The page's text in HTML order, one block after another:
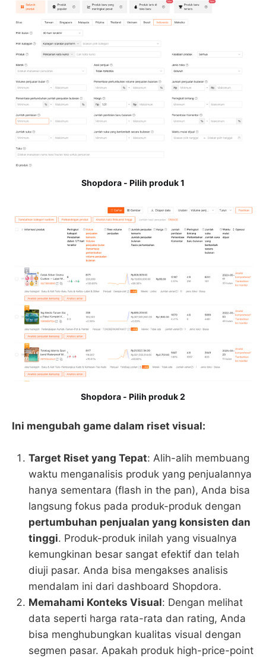
Shopdora - Pilih produk 1
Shopdora - Pilih produk 2
Ini mengubah game dalam riset visual:
Target Riset yang Tepat: Alih-alih membuang
waktu menganalisis produk yang penjualannya
hanya sementara (flash in the pan), Anda bisa
langsung fokus pada produk-produk dengan
pertumbuhan penjualan yang konsisten dan
tinggi. Produk-produk inilah yang visualnya
kemungkinan besar sangat efektif dan telah
diuji pasar. Anda bisa mengakses analisis
mendalam ini dari dashboard Shopdora.
Memahami Konteks Visual: Dengan melihat
data seperti harga rata-rata dan rating, Anda
bisa menghubungkan kualitas visual dengan
segmen pasar. Apakah produk high-price-point